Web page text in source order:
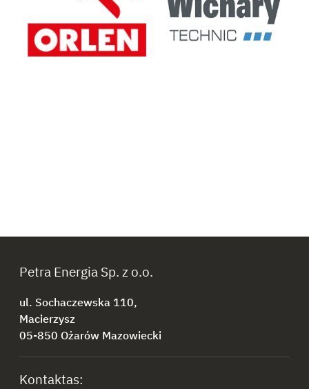
Petra Energia Sp. z o.o.
ul. Sochaczewska 110,
Macierzysz
05-850 Ożarów Mazowiecki
Kontaktas: